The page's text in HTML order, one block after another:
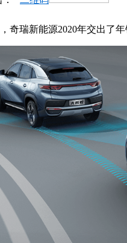
奇瑞新能源2020年交出了